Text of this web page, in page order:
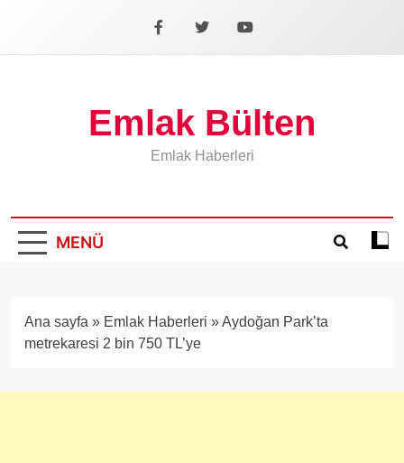
Facebook
X YouTube
Emlak Bülten
Emlak Haberleri
MENÜ
Koyu
Ana sayfa » Emlak Haberleri »Aydoğan Park’ta
metrekaresi 2 bin 750 TL’ye